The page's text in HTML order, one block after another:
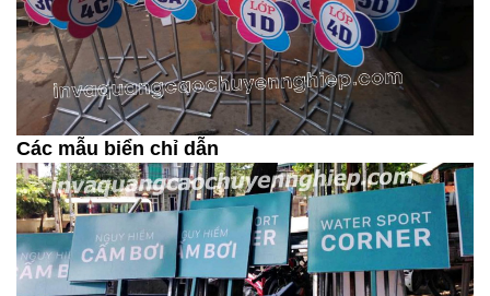
Các mẫu biển chỉ dẫn